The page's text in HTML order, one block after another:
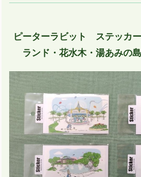
ピーターラビット ステッカ
ランド・花水木・湯あみの